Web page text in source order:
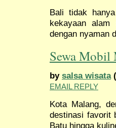
Bali tidak
kekayaan
dengan nyaman
Sewa Mobil
by salsa wisata
EMAIL REPLY
Kota Malang,
destinasi favorit
Batu hingga